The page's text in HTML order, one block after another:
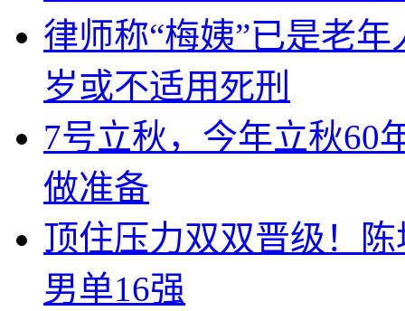
律师称“梅姨”已是老
岁或不适用死刑
7号立秋，今年立秋60
做准备
顶住压力双双晋级！
男单16强